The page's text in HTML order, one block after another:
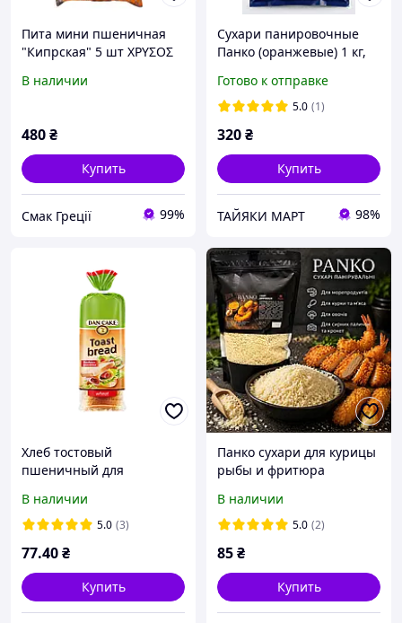
Пита мини пшеничная
"Кипрская" 5 шт ΧΡΥΣΟΣ
В наличии
480₴
Купить
Смак Греції 99%
Сухари панировочные
Панко (оранжевые) 1 кг,
Готово к отправке
5.0 (1)
320₴
Купить
ТАЙЯКИ МАРТ 98%
Хлеб тостовый
пшеничный для
сэндвичей 500г TM Dan
Cake Польша
В наличии
5.0 (3)
77.40₴
Купить
Панко сухари для курицы
рыбы и фритюра
0.250 кг
В наличии
5.0 (2)
85₴
Купить